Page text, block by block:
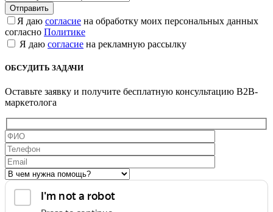
Я даю согласие на обработку моих персональных данных
согласно Политике
Я даю согласие на рекламную рассылку
ОБСУДИТЬ ЗАДАЧИ
Оставьте заявку и получите бесплатную консультацию B2B-
маркетолога